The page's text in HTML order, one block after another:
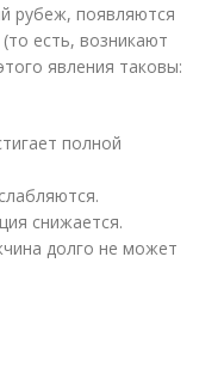
рубеж, появляются
есть, возникают
явления таковы:
полной
снижается.
долго не может